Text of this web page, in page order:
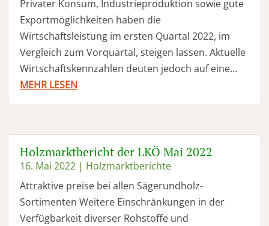
Privater Konsum, Industrieproduktion sowie gute
Exportmöglichkeiten haben die
Wirtschaftsleistung im ersten Quartal 2022, im
Vergleich zum Vorquartal, steigen lassen. Aktuelle
Wirtschaftskennzahlen deuten jedoch auf eine...
MEHR LESEN
Holzmarktbericht der LKÖ Mai 2022
16. Mai 2022 | Holzmarktberichte
Attraktive preise bei allen Sägerundholz-
Sortimenten Weitere Einschränkungen in der
Verfügbarkeit diverser Rohstoffe und